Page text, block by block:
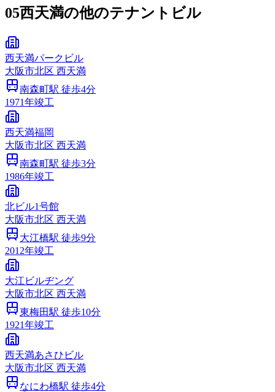
05西天満の他のテナントビル
西天満パークビル
大阪市北区 西天満
南森町駅 徒歩4分
1971年竣工
西天満福岡
大阪市北区 西天満
南森町駅 徒歩3分
1986年竣工
北ビル1号館
大阪市北区 西天満
大江橋駅 徒歩9分
2012年竣工
大江ビルヂング
大阪市北区 西天満
東梅田駅 徒歩10分
1921年竣工
西天満あさひビル
大阪市北区 西天満
なにわ橋駅 徒歩4分